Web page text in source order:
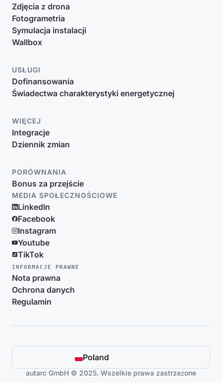
Zdjęcia z drona
Fotogrametria
Symulacja instalacji
Wallbox
USŁUGI
Dofinansowania
Świadectwa charakterystyki energetycznej
WIĘCEJ
Integracje
Dziennik zmian
PORÓWNANIA
Bonus za przejście
MEDIA SPOŁECZNOŚCIOWE
LinkedIn
Facebook
Instagram
Youtube
TikTok
INFORMACJE PRAWNE
Nota prawna
Ochrona danych
Regulamin
Poland
autarc GmbH © 2025. Wszelkie prawa zastrzeżone